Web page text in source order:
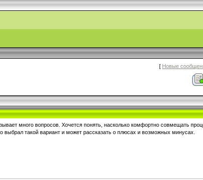
[ Новые
много вопросов. Хочется понять, насколько комфортно совмещать
выбрал такой вариант и может рассказать о плюсах и возможных минусах.